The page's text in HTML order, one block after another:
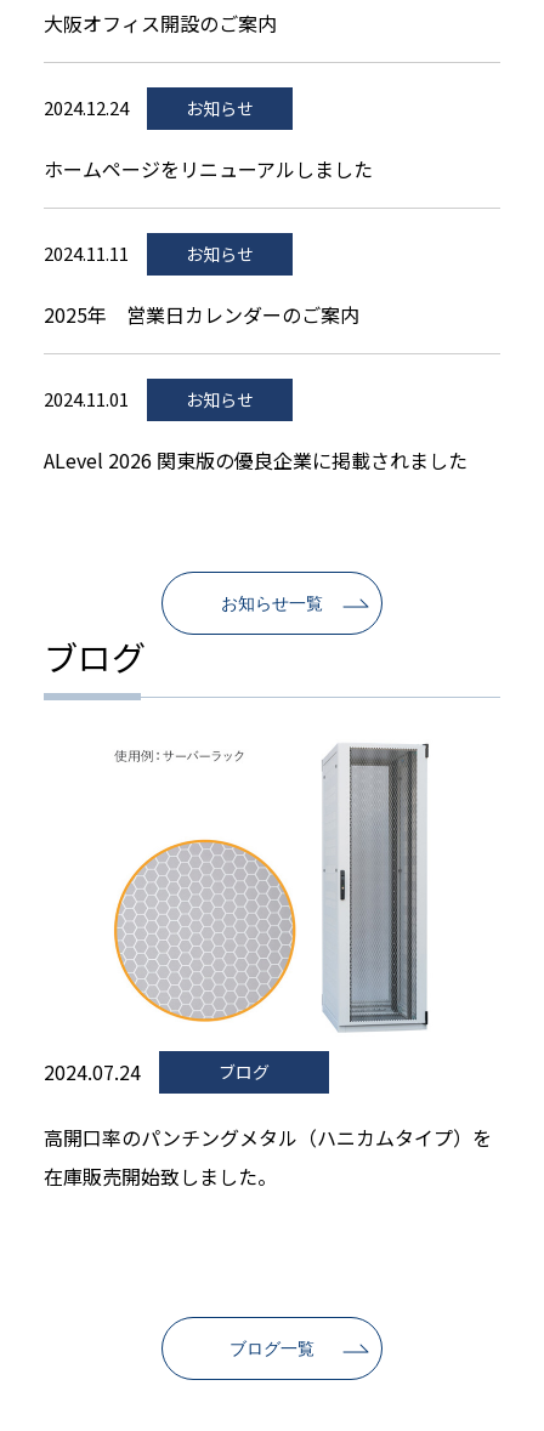
大阪オフィス開設のご案内
2024.12.24 お知らせ
ホームページをリニューアルしました
2024.11.11 お知らせ
2025年 営業日カレンダーのご案内
2024.11.01 お知らせ
ALevel 2026 関東版の優良企業に掲載されました
お知らせ一覧
ブログ
2024.07.24 ブログ
高開口率のパンチングメタル（ハニカムタイプ）を
在庫販売開始致しました。
ブログ一覧